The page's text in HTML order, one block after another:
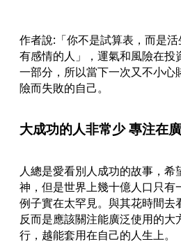
作者說:「你不是試算表，而是
有感情的人」，運氣和風險在投
一部分，所以當下一次又不小心
險而失敗的自己。
大成功的人非常少 專注在
人總是愛看別人成功的故事，希
神，但是世界上幾十億人口只有
例子實在太罕見。與其花時間去
反而是應該關注能廣泛使用的大
行，越能套用在自己的人生上。